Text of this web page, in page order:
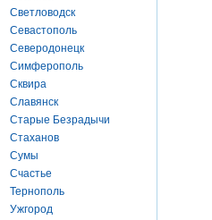
Светловодск
Севастополь
Северодонецк
Симферополь
Сквира
Славянск
Старые Безрадычи
Стаханов
Сумы
Счастье
Тернополь
Ужгород